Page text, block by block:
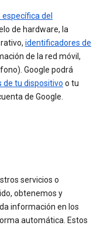
del
de hardware, la
identificadores de
de la red móvil,
Google podrá
de tu dispositivo o tu
de Google.
servicios o
obtenemos y
información en los
automática. Estos